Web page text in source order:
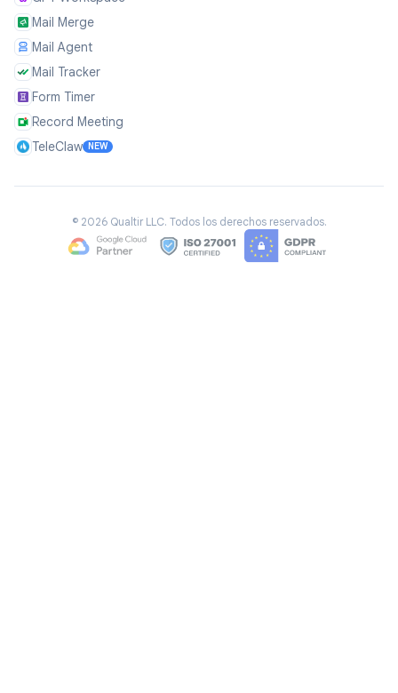
Mail Merge
Mail Agent
Mail Tracker
Form Timer
Record Meeting
TeleClaw NEW
© 2026Qualtir LLC. Todos los derechos reservados.